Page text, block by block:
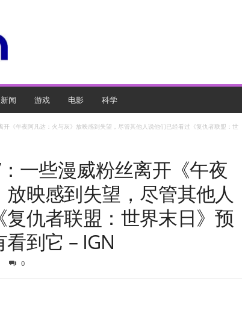
新闻 游戏 电影 科学
开《午夜阿凡达：火与灰》放映感到失望，尽管其他人说他们已经看过《复仇者联盟：世
一些漫威粉丝离开《午夜
映感到失望，尽管其他人
仇者联盟：世界末日》预
到它 – IGN
0